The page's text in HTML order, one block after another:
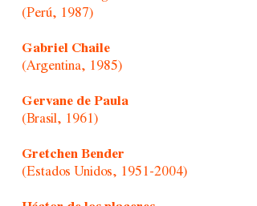
(Perú, 1987)
Gabriel Chaile
(Argentina, 1985)
Gervane de Paula
(Brasil, 1961)
Gretchen Bender
(Estados Unidos, 1951-2004)